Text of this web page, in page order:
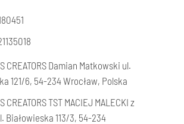
CREATORS Damian Matkowski ul.
121/6, 54-234 Wrocław, Polska
CREATORS TST MACIEJ MALECKI z
Białowieska 113/3, 54-234